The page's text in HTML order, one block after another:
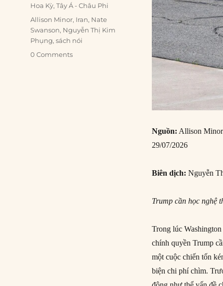
Nguồn: Allison
29/07/2026
Biên dịch:Nguyễn
Trump cần học nghệ
Trong lúc
chính quyền Trump
một cuộc chiến tốn
biện chi phí chìm.
Hoa Kỳ,Tây Á - Châu Phi
Tags
Allison Minor, Iran, Nate
Swanson, Nguyễn Thị Kim
Phụng,sách nói
0 Comments